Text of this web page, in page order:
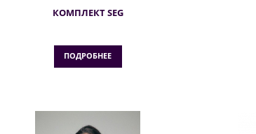
КОМПЛЕКТ SEG
ПОДРОБНЕЕ